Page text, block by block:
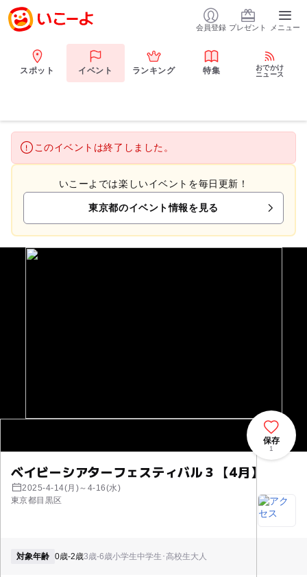
会員登録 プレゼント メニュー
スポット イベント ランキング 特集
おでかけ
ニュース
このイベントは終了しました。
いこーよでは楽しいイベントを毎日更新！
東京都のイベント情報を見る
ベイビーシアターフェスティバル３【4月】
2025-4-14(月)～4-16(水)
東京都目黒区
保存
1
対象年齢 0歳-2歳3歳-6歳小学生中学生･高校生大人